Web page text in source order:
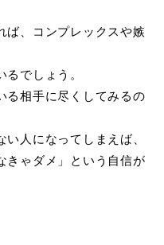
ば、コンプレックスや嫉
るでしょう。
る相手に尽くしてみるの
人になってしまえば、
きゃダメ」という自信が